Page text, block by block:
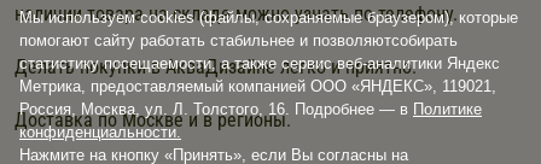
наличии товара на складе можно узнать по телефону.
Делать покупки в АкваДизайне легко и приятно.
Доставка по Москве и в регионы.
Мы используем cookies (файлы, сохраняемые браузером), которые
помогают сайту работать стабильнее и позволяютсобирать
статистику посещаемости, а также сервис веб-аналитики Яндекс
Метрика, предоставляемый компанией ООО «ЯНДЕКС», 119021,
Россия, Москва, ул. Л. Толстого, 16. Подробнее — в Политике
конфиденциальности.
Нажмите на кнопку «Принять», если Вы согласны на